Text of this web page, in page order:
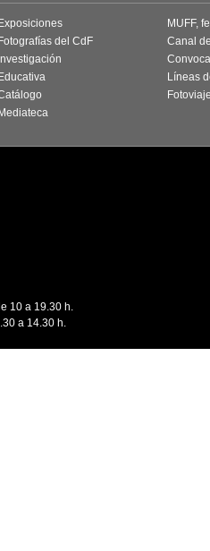
Exposiciones
Fotografías del CdF
Investigación
Educativa
Mediateca
MUFF,
Canal
Líneas
10 a 19.30 h.
a 14.30 h.